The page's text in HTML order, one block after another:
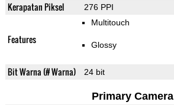
Kerapatan Piksel 276 PPI
Features
Multitouch
Glossy
Bit Warna (# Warna) 24 bit
Primary Camera